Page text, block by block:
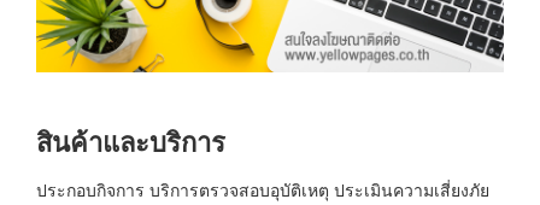
สินค้าและบริการ
ประกอบกิจการ บริการตรวจสอบอุบัติเหตุ ประเมินความเสี่ยงภัย